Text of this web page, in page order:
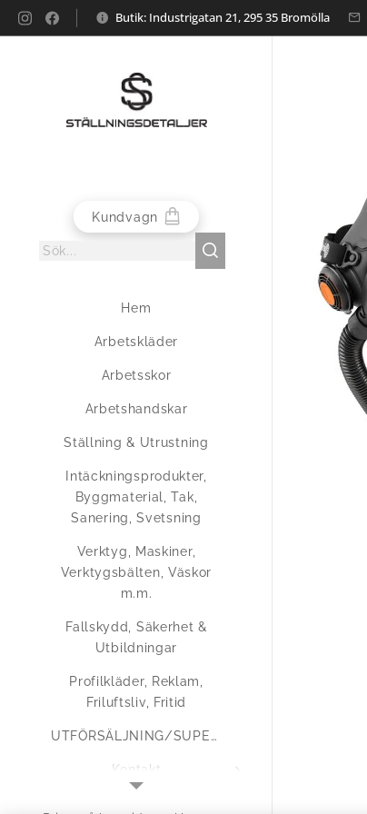
Butik: Industrigatan 21, 295 35 Bromölla
Kundvagn
Hem
Arbetskläder
Arbetsskor
Arbetshandskar
Ställning & Utrustning
Intäckningsprodukter,
Byggmaterial, Tak,
Sanering, Svetsning
Verktyg, Maskiner,
Verktygsbälten, Väskor
m.m.
Fallskydd, Säkerhet &
Utbildningar
Profilkläder, Reklam,
Friluftsliv, Fritid
UTFÖRSÄLJNING/SUPERERBJUDANDEN
Kontakt